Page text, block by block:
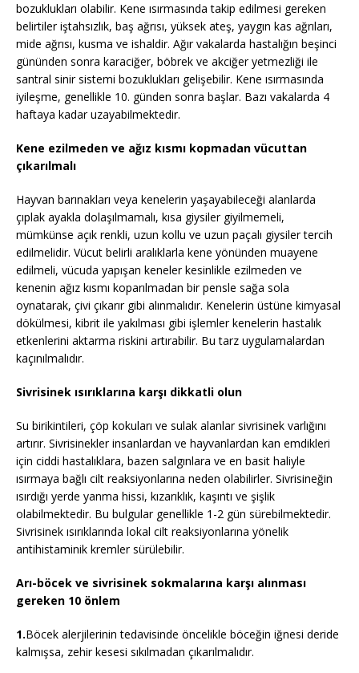
bozuklukları olabilir. Kene ısırmasında takip edilmesi gereken
belirtiler iştahsızlık, baş ağrısı, yüksek ateş, yaygın kas ağrıları,
mide ağrısı, kusma ve ishaldir. Ağır vakalarda hastalığın beşinci
gününden sonra karaciğer, böbrek ve akciğer yetmezliği ile
santral sinir sistemi bozuklukları gelişebilir. Kene ısırmasında
iyileşme, genellikle 10. günden sonra başlar. Bazı vakalarda 4
haftaya kadar uzayabilmektedir.
Kene ezilmeden ve ağız kısmı kopmadan vücuttan
çıkarılmalı
Hayvan barınakları veya kenelerin yaşayabileceği alanlarda
çıplak ayakla dolaşılmamalı, kısa giysiler giyilmemeli,
mümkünse açık renkli, uzun kollu ve uzun paçalı giysiler tercih
edilmelidir. Vücut belirli aralıklarla kene yönünden muayene
edilmeli, vücuda yapışan keneler kesinlikle ezilmeden ve
kenenin ağız kısmı koparılmadan bir pensle sağa sola
oynatarak, çivi çıkarır gibi alınmalıdır. Kenelerin üstüne kimyasal
dökülmesi, kibrit ile yakılması gibi işlemler kenelerin hastalık
etkenlerini aktarma riskini artırabilir. Bu tarz uygulamalardan
kaçınılmalıdır.
Sivrisinek ısırıklarına karşı dikkatli olun
Su birikintileri, çöp kokuları ve sulak alanlar sivrisinek varlığını
artırır. Sivrisinekler insanlardan ve hayvanlardan kan emdikleri
için ciddi hastalıklara, bazen salgınlara ve en basit haliyle
ısırmaya bağlı cilt reaksiyonlarına neden olabilirler. Sivrisineğin
ısırdığı yerde yanma hissi, kızarıklık, kaşıntı ve şişlik
olabilmektedir. Bu bulgular genellikle 1-2 gün sürebilmektedir.
Sivrisinek ısırıklarında lokal cilt reaksiyonlarına yönelik
antihistaminik kremler sürülebilir.
Arı-böcek ve sivrisinek sokmalarına karşı alınması
gereken 10 önlem
1.Böcek alerjilerinin tedavisinde öncelikle böceğin iğnesi deride
kalmışsa, zehir kesesi sıkılmadan çıkarılmalıdır.